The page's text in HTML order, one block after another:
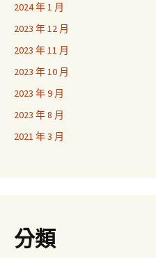
2024 年 1 月
2023 年 12 月
2023 年 11 月
2023 年 10 月
2023 年 9 月
2023 年 8 月
2021 年 3 月
分類